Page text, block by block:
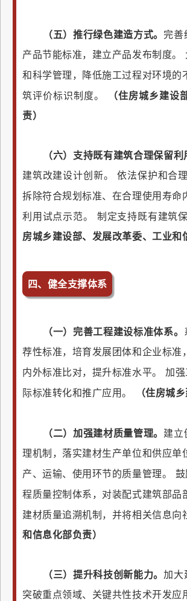
（五）推行绿色建造方式。 完善
产品节能标准，建立产品发布制度。
和科学管理，降低施工过程对环境的
筑评价标识制度。
（住房城乡建
责）
（六）支持既有建筑合理保留利
建筑改建设计创新。
依法保护和合
拆除符合规划标准、在合理使用寿命
利用试点示范。
制定支持既有建筑
房城乡建设部、发展改革委、工业
四、健全支撑体系
（一）完善工程建设标准体系。
荐性标准，培育发展团体和企业标
内外标准比对，提升标准水平。
加
际标准转化和推广应用。
（住房城
（二）加强建材质量管理。 建立
理机制，落实建材生产单位和供应
产、运输、使用环节的质量管理。
程质量控制体系，对装配式建筑部品
建材质量追溯机制，并将相关信息向
和信息化部负责）
（三）提升科技创新能力。加大
突破重点领域、关键共性技术开发应